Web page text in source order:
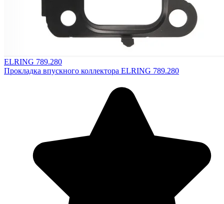
ELRING 789.280
Прокладка впускного коллектора ELRING 789.280